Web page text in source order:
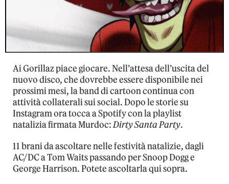
Ai Gorillaz piace giocare. Nell’attesa dell’uscita del
nuovo disco, che dovrebbe essere disponibile nei
prossimi mesi, la band di cartoon continua con
attività collaterali sui social. Dopo le storie su
Instagram ora tocca a Spotify con la playlist
natalizia firmata Murdoc:Dirty Santa Party.
11 brani da ascoltare nelle festività natalizie, dagli
AC/DC a Tom Waits passando per Snoop Dogg e
George Harrison. Potete ascoltarla qui sopra.